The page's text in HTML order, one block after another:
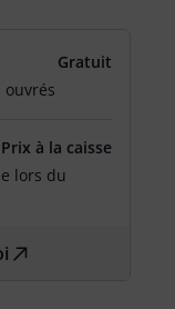
Gratuit
ouvrés
Prix à la caisse
lors du